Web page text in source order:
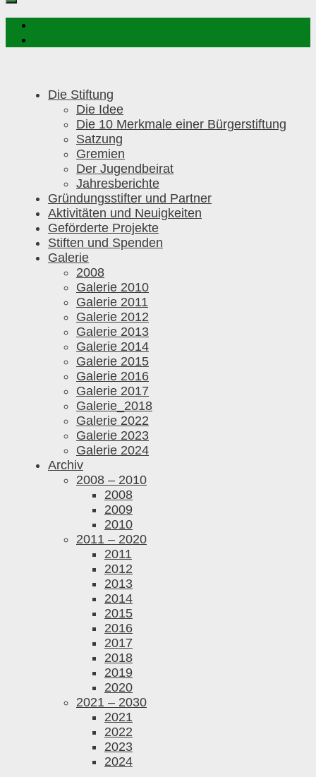
Die Stiftung
Die Idee
Die 10 Merkmale einer Bürgerstiftung
Satzung
Gremien
Der Jugendbeirat
Jahresberichte
Gründungsstifter und Partner
Aktivitäten und Neuigkeiten
Geförderte Projekte
Stiften und Spenden
Galerie
2008
Galerie 2010
Galerie 2011
Galerie 2012
Galerie 2013
Galerie 2014
Galerie 2015
Galerie 2016
Galerie 2017
Galerie_2018
Galerie 2022
Galerie 2023
Galerie 2024
Archiv
2008 – 2010
2008
2009
2010
2011 – 2020
2011
2012
2013
2014
2015
2016
2017
2018
2019
2020
2021 – 2030
2021
2022
2023
2024